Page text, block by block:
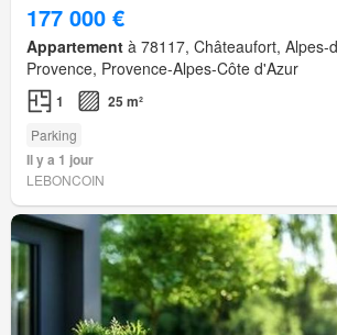
177 000 €
Appartement à 78117, Châteaufort, Alpes-
Provence, Provence-Alpes-Côte d'Azur
1 25 m²
Parking
Il y a 1 jour
LEBONCOIN